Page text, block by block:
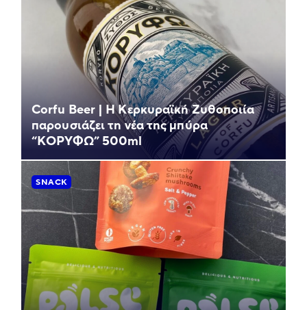
Corfu Beer | Η Κερκυραϊκή Ζυθοποιία
παρουσιάζει τη νέα της μπύρα
“ΚΟΡΥΦΩ” 500ml
SNACK